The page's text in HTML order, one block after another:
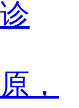
，